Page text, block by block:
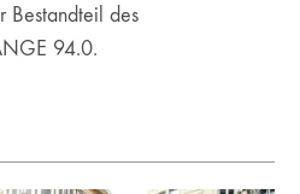
Bestandteil des
94.0.